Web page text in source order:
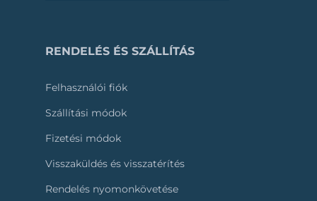
RENDELÉS ÉS SZÁLLÍTÁS
Felhasználói fiók
Szállítási módok
Fizetési módok
Visszaküldés és visszatérítés
Rendelés nyomonkövetése